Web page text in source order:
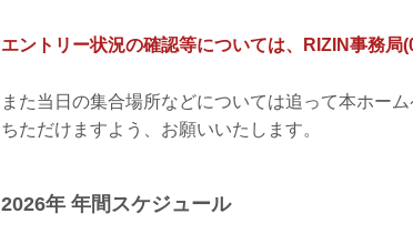
エントリー状況の確認等については、RIZIN事務局
また当日の集合場所などについては追って本ホー
ちただけますよう、お願いいたします。
2026年 年間スケジュール